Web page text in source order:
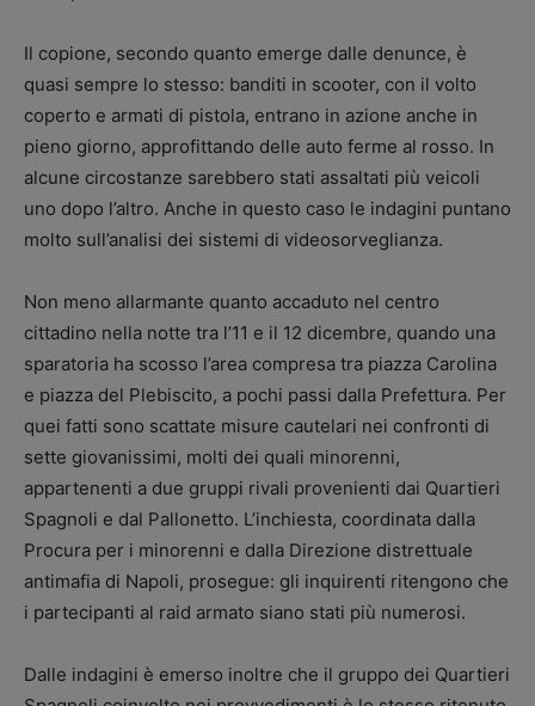
Il copione, secondo quanto emerge dalle denunce, è
quasi sempre lo stesso: banditi in scooter, con il volto
coperto e armati di pistola, entrano in azione anche in
pieno giorno, approfittando delle auto ferme al rosso. In
alcune circostanze sarebbero stati assaltati più veicoli
uno dopo l’altro. Anche in questo caso le indagini puntano
molto sull’analisi dei sistemi di videosorveglianza.
Non meno allarmante quanto accaduto nel centro
cittadino nella notte tra l’11 e il 12 dicembre, quando una
sparatoria ha scosso l’area compresa tra piazza Carolina
e piazza del Plebiscito, a pochi passi dalla Prefettura. Per
quei fatti sono scattate misure cautelari nei confronti di
sette giovanissimi, molti dei quali minorenni,
appartenenti a due gruppi rivali provenienti dai Quartieri
Spagnoli e dal Pallonetto. L’inchiesta, coordinata dalla
Procura per i minorenni e dalla Direzione distrettuale
antimafia di Napoli, prosegue: gli inquirenti ritengono che
i partecipanti al raid armato siano stati più numerosi.
Dalle indagini è emerso inoltre che il gruppo dei Quartieri